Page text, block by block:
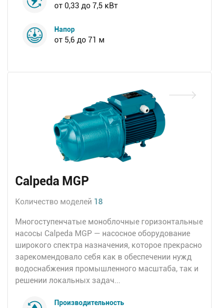
от 0,33 до 7,5 кВт
Напор
от 5,6 до 71 м
Calpeda MGP
Количество моделей 18
Многоступенчатые моноблочные горизонтальные
насосы Calpeda MGP — насосное оборудование
широкого спектра назначения, которое прекрасно
зарекомендовало себя как в обеспечении нужд
водоснабжения промышленного масштаба, так и
решении локальных задач...
Производительность